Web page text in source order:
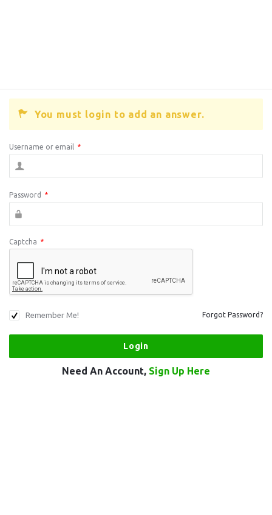
You must login to add an answer.
Username or email *
Password *
Captcha *
Remember Me! Forgot Password?
Need An Account, Sign Up Here